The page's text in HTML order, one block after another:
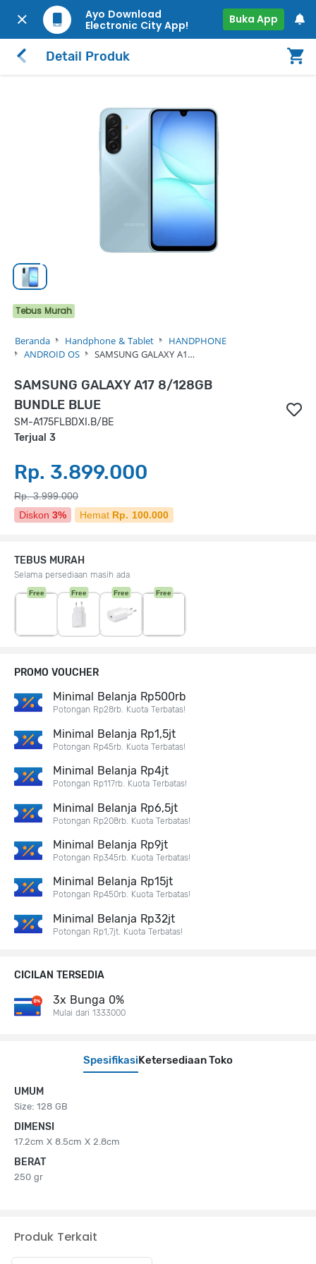
Ayo Download
Electronic City App!
Buka App
Detail Produk
Beranda Handphone & Tablet
HANDPHONE
ANDROID OS
SAMSUNG GALAXY A1…
Tebus Murah
SAMSUNG GALAXY A17 8/128GB
BUNDLE BLUE
SM-A175FLBDXI.B/BE
Terjual 3
Rp. 3.899.000
Rp. 3.999.000
Diskon 3% Hemat Rp. 100.000
TEBUS MURAH
Selama persediaan masih ada
Free Free Free Free
SpesifikasiKetersediaan Toko
UMUM
Size: 128 GB
DIMENSI
17.2cm X 8.5cm X 2.8cm
BERAT
250 gr
PROMO VOUCHER
Minimal Belanja Rp500rb
Potongan Rp28rb. Kuota Terbatas!
Minimal Belanja Rp1,5jt
Potongan Rp45rb. Kuota Terbatas!
Minimal Belanja Rp4jt
Potongan Rp117rb. Kuota Terbatas!
Minimal Belanja Rp6,5jt
Potongan Rp208rb. Kuota Terbatas!
Minimal Belanja Rp9jt
Potongan Rp345rb. Kuota Terbatas!
Minimal Belanja Rp15jt
Potongan Rp450rb. Kuota Terbatas!
Minimal Belanja Rp32jt
Potongan Rp1,7jt. Kuota Terbatas!
CICILAN TERSEDIA
3x Bunga 0%
Mulai dari 1333000
Produk Terkait